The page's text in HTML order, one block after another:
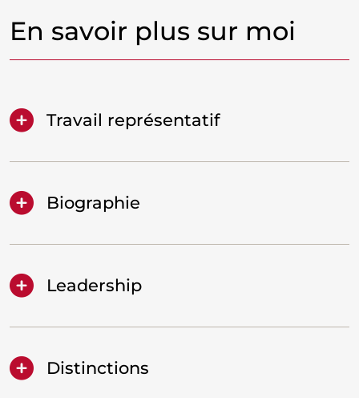
En savoir plus sur moi
Travail représentatif
Biographie
Leadership
Distinctions